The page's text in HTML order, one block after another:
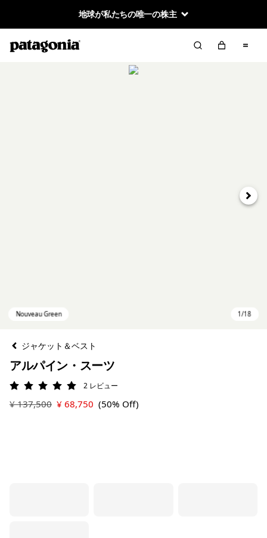
地球が私たちの唯一の株主
次へ
ジャケット＆ベスト
アルパイン・スーツ
評価: 5 / 5 2 レビュー
¥ 137,500 ¥ 68,750 (50% Off)